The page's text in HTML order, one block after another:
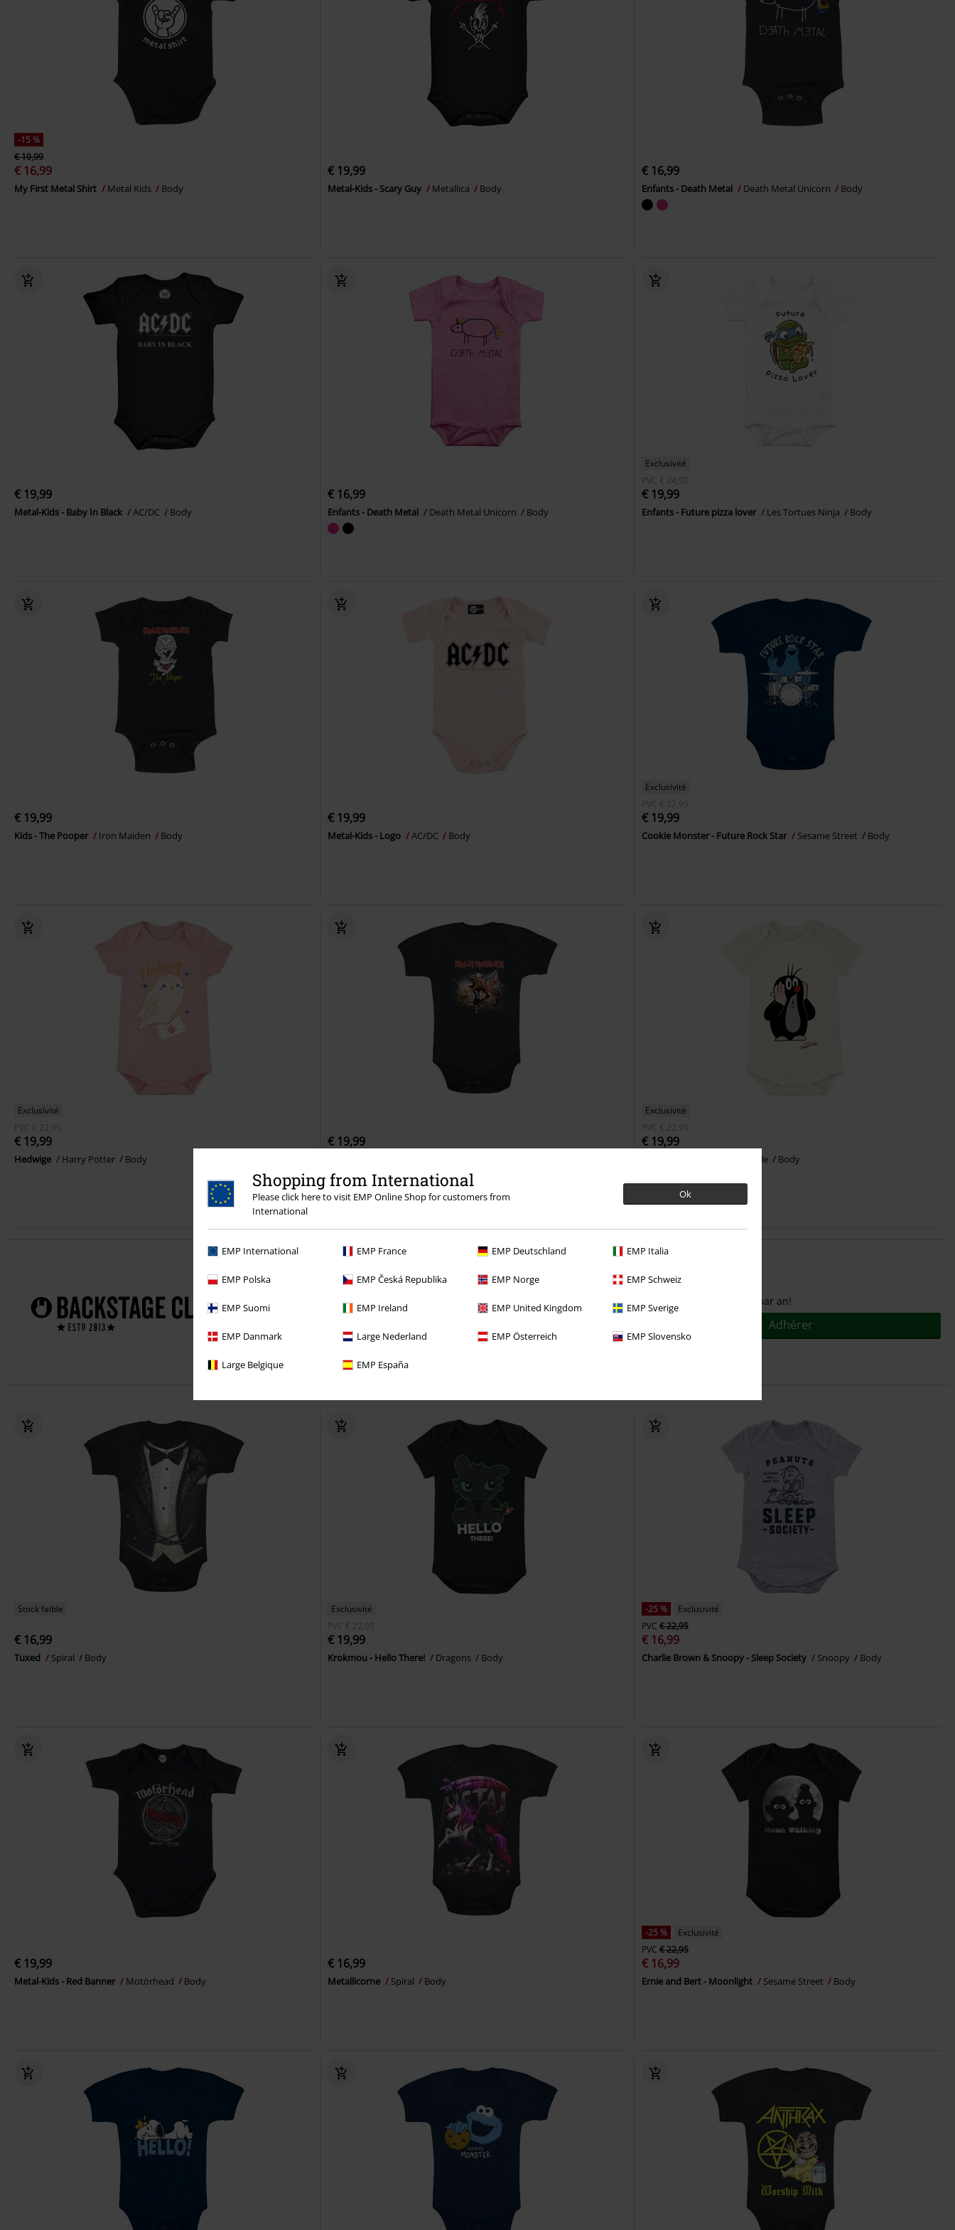
Shopping from International
Please click here to visit EMP Online Shop for customers from
International
Ok
EMP International EMP France EMP Deutschland EMP Italia
EMP Polska EMP Česká Republika EMP Norge EMP Schweiz
EMP Suomi EMP Ireland EMP United Kingdom EMP Sverige
EMP Danmark Large Nederland EMP Österreich EMP Slovensko
Large Belgique EMP España
-15 %
€ 19,99
€ 16,99
My First Metal Shirt Metal Kids Body
€ 19,99
Metal-Kids - Scary Guy Metallica Body
€ 16,99
Enfants - Death Metal Death Metal Unicorn Body
€ 19,99
Metal-Kids - Baby In Black AC/DC Body
€ 16,99
Enfants - Death Metal Death Metal Unicorn Body
Exclusivité
PVC € 24,90
€ 19,99
Enfants - Future pizza lover Les Tortues Ninja Body
€ 19,99
Kids - The Pooper Iron Maiden Body
€ 19,99
Metal-Kids - Logo AC/DC Body
Exclusivité
PVC € 22,95
€ 19,99
Cookie Monster - Future Rock Star Sesame Street Body
Exclusivité
PVC € 22,95
€ 19,99
Hedwige Harry Potter Body
€ 19,99
Exclusivité
PVC € 22,95
€ 19,99
The Little Mole Body
Des offres et des remises exclusives !
Un cadeau dans chacune de vos commandes
par an!
Adhérer
Stock faible
€ 16,99
Tuxed Spiral Body
Exclusivité
PVC € 22,95
€ 19,99
Krokmou - Hello There! Dragons Body
-25 %
Exclusivité
PVC € 22,95
€ 16,99
Charlie Brown & Snoopy - Sleep Society Snoopy Body
€ 19,99
Metal-Kids - Red Banner Motörhead Body
€ 16,99
Metallicorne Spiral Body
-25 %
Exclusivité
PVC € 22,95
€ 16,99
Ernie and Bert - Moonlight Sesame Street Body